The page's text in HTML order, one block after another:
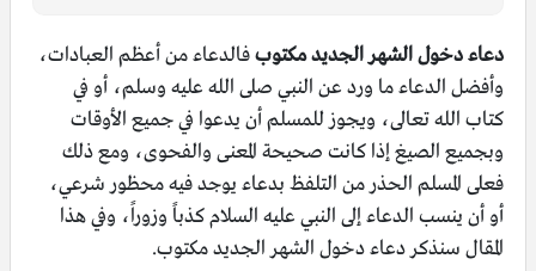
دعاء دخول الشهر الجديد مكتوبفالدعاء من أعظم العبادات،
وأفضل الدعاء ما ورد عن النبي صلى الله عليه وسلم، أو في
كتاب الله تعالى، ويجوز للمسلم أن يدعوا في جميع الأوقات
وبجميع الصيغ إذا كانت صحيحة المعنى والفحوى، ومع ذلك
فعلى المسلم الحذر من التلفظ بدعاء يوجد فيه محظور شرعي،
أو أن ينسب الدعاء إلى النبي عليه السلام كذباً وزوراً، وفي هذا
المقال سنذكر دعاء دخول الشهر الجديد مكتوب.